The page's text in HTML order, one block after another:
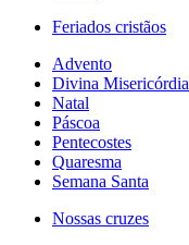
Feriados cristãos
Advento
Divina Misericórdia
Natal
Páscoa
Pentecostes
Quaresma
Semana Santa
Nossas cruzes